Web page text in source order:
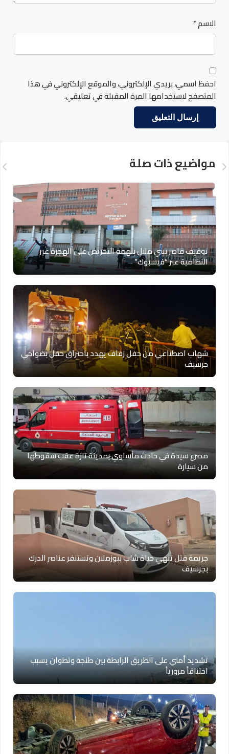
الاسم*
احفظ اسمي، بريدي الإلكتروني، والموقع الإلكتروني في هذا
المتصفح لاستخدامها المرة المقبلة في تعليقي.
مواضيع ذات صلة
توقيف قاصر ببني ملال بتهمة التحريض على الهجرة غير
النظامية عبر “فيسبوك”
شهاب اصطناعي من حفل زفاف يهدد باحتراق حقل بضواحي
جرسيف
مصرع سيدة في حادث مأساوي بمدينة تازة عقب سقوطها
من سيارة
جريمة قتل تنهي حياة شاب ببوزملان وتستنفر عناصر الدرك
بجرسيف
تشديد أمني على الطريق الرابطة بين طنجة وتطوان يسبب
اختناقاً مرورياً